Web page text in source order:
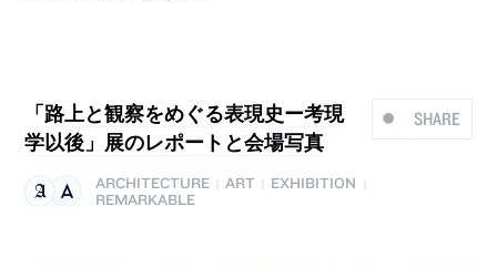
SHARE
「路上と観察をめぐる表現史ー考現
学以後」展のレポートと会場写真
ARCHITECTURE ART EXHIBITION
REMARKABLE